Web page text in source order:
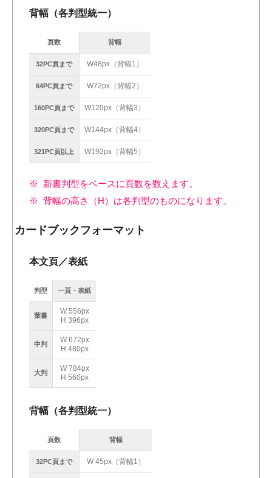
背幅（各判型統一）
頁数 背幅
32PC頁まで W48px（背幅1）
64PC頁まで W72px（背幅2）
160PC頁まで W120px（背幅3）
320PC頁まで W144px（背幅4）
321PC頁以上 W192px（背幅5）
新書判型をベースに頁数を数えます。
背幅の高さ（H）は各判型のものになります。
カードブックフォーマット
本文頁／表紙
判型 一頁・表紙
葉書
W 556px
H 396px
中判
W 672px
H 480px
大判
W 784px
H 560px
背幅（各判型統一）
頁数 背幅
32PC頁まで W 45px（背幅1）